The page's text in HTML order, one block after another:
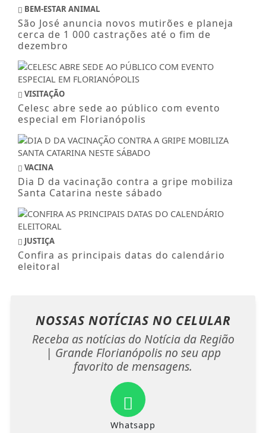
BEM-ESTAR ANIMAL
São José anuncia novos mutirões e planeja
cerca de 1 000 castrações até o fim de
dezembro
VISITAÇÃO
Celesc abre sede ao público com evento
especial em Florianópolis
VACINA
Dia D da vacinação contra a gripe mobiliza
Santa Catarina neste sábado
JUSTIÇA
Confira as principais datas do calendário
eleitoral
NOSSAS NOTÍCIAS NO CELULAR
Receba as notícias do Notícia da Região
| Grande Florianópolis no seu app
favorito de mensagens.
Whatsapp